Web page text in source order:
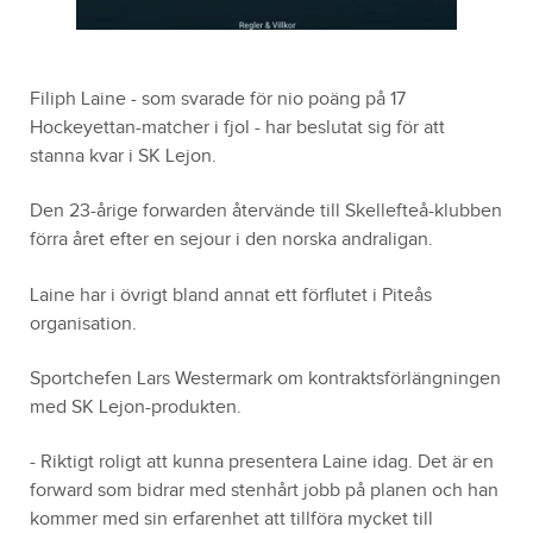
Filiph Laine - som svarade för nio poäng på 17
Hockeyettan-matcher i fjol - har beslutat sig för att
stanna kvar i SK Lejon.
Den 23-årige forwarden återvände till Skellefteå-klubben
förra året efter en sejour i den norska andraligan.
Laine har i övrigt bland annat ett förflutet i Piteås
organisation.
Sportchefen Lars Westermark om kontraktsförlängningen
med SK Lejon-produkten.
- Riktigt roligt att kunna presentera Laine idag. Det är en
forward som bidrar med stenhårt jobb på planen och han
kommer med sin erfarenhet att tillföra mycket till